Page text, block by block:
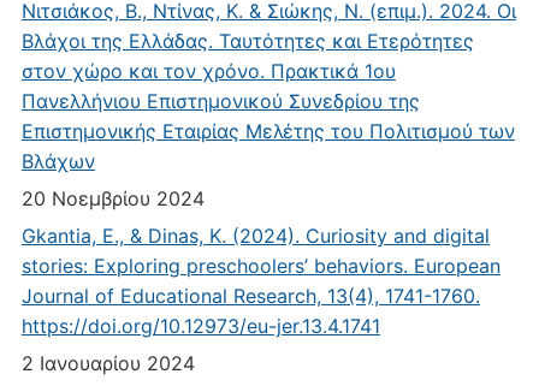
Νιτσιάκος, Β., Ντίνας, Κ. & Σιώκης, Ν. (επιμ.). 2024. Οι
Βλάχοι της Ελλάδας. Ταυτότητες και Ετερότητες
στον χώρο και τον χρόνο. Πρακτικά 1ου
Πανελλήνιου Επιστημονικού Συνεδρίου της
Επιστημονικής Εταιρίας Μελέτης του Πολιτισμού των
Βλάχων
20 Νοεμβρίου 2024
Gkantia, E., & Dinas, K. (2024). Curiosity and digital
stories: Exploring preschoolers’ behaviors. European
Journal of Educational Research, 13(4), 1741-1760.
https://doi.org/10.12973/eu-jer.13.4.1741
2 Ιανουαρίου 2024